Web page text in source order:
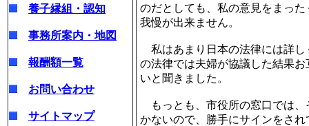
養子縁組・認知
事務所案内・地図
報酬額一覧
お問い合わせ
サイトマップ
のだとしても、私の意見をまっ
我慢が出来ません。
私はあまり日本の法律には詳し
の法律では夫婦が協議した結果
いと聞きました。
もっとも、市役所の窓口では、
かないので、勝手にサインをさ